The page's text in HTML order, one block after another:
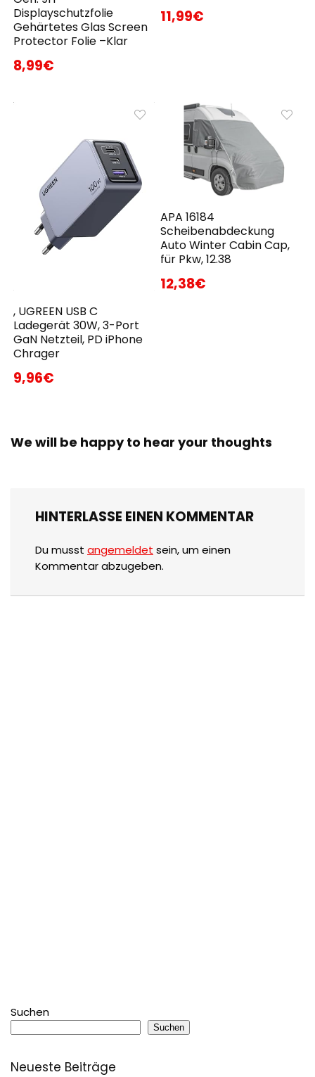
Displayschutzfolie
Gehärtetes Glas Screen
Protector Folie –Klar
8,99€
11,99€
, UGREEN USB C
Ladegerät 30W, 3-Port
GaN Netzteil, PD iPhone
Chrager
9,96€
APA 16184
Scheibenabdeckung
Auto Winter Cabin Cap,
für Pkw, 12.38
12,38€
We will be happy to hear your thoughts
HINTERLASSE EINEN KOMMENTAR
Du musst angemeldet sein, um einen
Kommentar abzugeben.
Suchen
Suchen
Neueste Beiträge